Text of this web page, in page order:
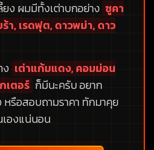
ยง ผมมีทั้งเต่าบกอย่าง ซูคา
า, เรดฟุต, ดาวพม่า, ดาว
ง เต่าแก้มแดง, คอมม่อน
เตอร์ ก็มีนะครับ อยาก
หรือสอบถามราคา ทักมาคุย
เองแน่นอน